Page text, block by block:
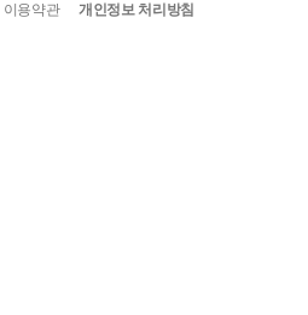
이용약관 개인정보 처리방침